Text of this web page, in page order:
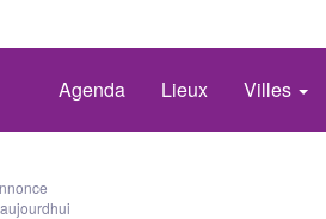
Agenda Lieux Villes